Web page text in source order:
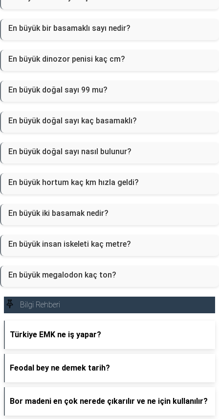
En büyük bir basamaklı sayı nedir?
En büyük dinozor penisi kaç cm?
En büyük doğal sayı 99 mu?
En büyük doğal sayı kaç basamaklı?
En büyük doğal sayı nasıl bulunur?
En büyük hortum kaç km hızla geldi?
En büyük iki basamak nedir?
En büyük insan iskeleti kaç metre?
En büyük megalodon kaç ton?
Bilgi Rehberi
Türkiye EMK ne iş yapar?
Feodal bey ne demek tarih?
Bor madeni en çok nerede çıkarılır ve ne için kullanılır?